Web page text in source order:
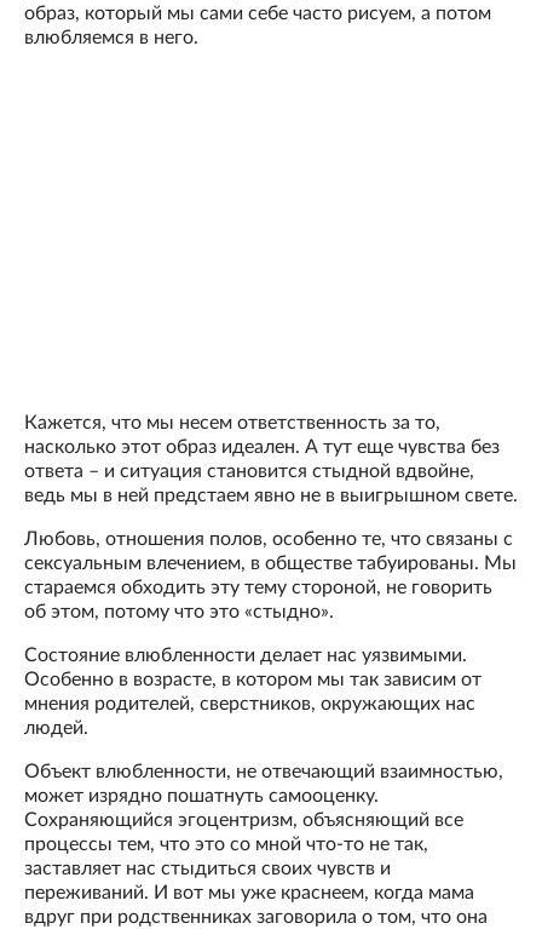
образ, который мы сами себе часто рисуем, а потом
влюбляемся в него.
Кажется, что мы несем ответственность за то,
насколько этот образ идеален. А тут еще чувства без
ответа – и ситуация становится стыдной вдвойне,
ведь мы в ней предстаем явно не в выигрышном свете.
Любовь, отношения полов, особенно те, что связаны с
сексуальным влечением, в обществе табуированы. Мы
стараемся обходить эту тему стороной, не говорить
об этом, потому что это «стыдно».
Состояние влюбленности делает нас уязвимыми.
Особенно в возрасте, в котором мы так зависим от
мнения родителей, сверстников, окружающих нас
людей.
Объект влюбленности, не отвечающий взаимностью,
может изрядно пошатнуть самооценку.
Сохраняющийся эгоцентризм, объясняющий все
процессы тем, что это со мной что-то не так,
заставляет нас стыдиться своих чувств и
переживаний. И вот мы уже краснеем, когда мама
вдруг при родственниках заговорила о том, что она